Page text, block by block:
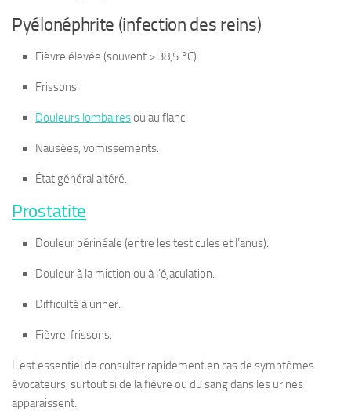
Pyélonéphrite (infection des reins)
Fièvre élevée (souvent > 38,5 °C).
Frissons.
Douleurs lombairesou au flanc.
Nausées, vomissements.
État général altéré.
Prostatite
Douleur périnéale (entre les testicules et l’anus).
Douleur à la miction ou à l’éjaculation.
Difficulté à uriner.
Fièvre, frissons.
Il est essentiel de consulter rapidement en cas de symptômes
évocateurs, surtout si de la fièvre ou du sang dans les urines
apparaissent.